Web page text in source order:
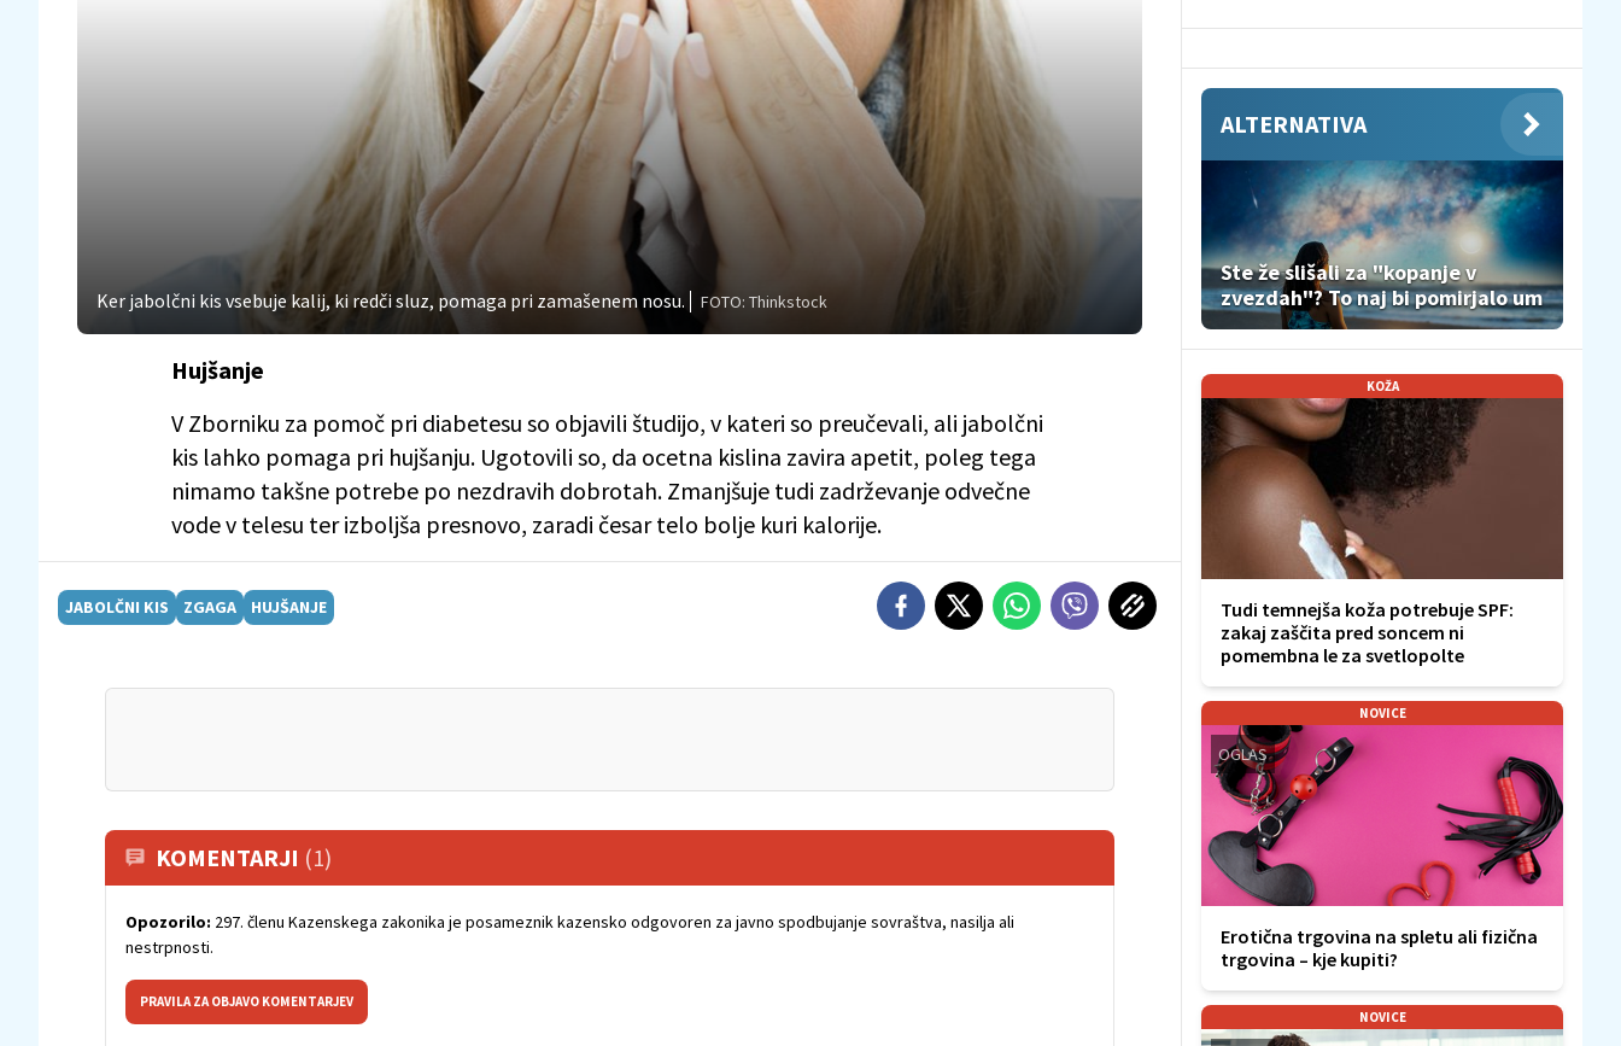
Ker jabolčni kis vsebuje kalij, ki redči sluz, pomaga pri zamašenem nosu. FOTO: Thinkstock
Hujšanje
V Zborniku za pomoč pri diabetesu so objavili študijo, v kateri so preučevali, ali jabolčni
kis lahko pomaga pri hujšanju. Ugotovili so, da ocetna kislina zavira apetit, poleg tega
nimamo takšne potrebe po nezdravih dobrotah. Zmanjšuje tudi zadrževanje odvečne
vode v telesu ter izboljša presnovo, zaradi česar telo bolje kuri kalorije.
JABOLČNI KIS ZGAGA HUJŠANJE
KOMENTARJI (1)
Opozorilo: 297. členu Kazenskega zakonika je posameznik kazensko odgovoren za javno spodbujanje sovraštva, nasilja ali
nestrpnosti.
PRAVILA ZA OBJAVO KOMENTARJEV
ALTERNATIVA
Ste že slišali za "kopanje v
zvezdah"? To naj bi pomirjalo um
KOŽA
Tudi temnejša koža potrebuje SPF:
zakaj zaščita pred soncem ni
pomembna le za svetlopolte
NOVICE
OGLAS
Erotična trgovina na spletu ali fizična
trgovina – kje kupiti?
NOVICE